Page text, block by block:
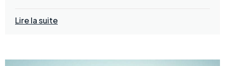
Lire la suite